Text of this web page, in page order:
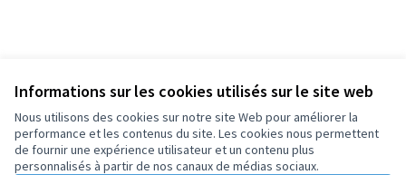
Informations sur les cookies utilisés sur le site web
Nous utilisons des cookies sur notre site Web pour améliorer la
performance et les contenus du site. Les cookies nous permettent
de fournir une expérience utilisateur et un contenu plus
personnalisés à partir de nos canaux de médias sociaux.